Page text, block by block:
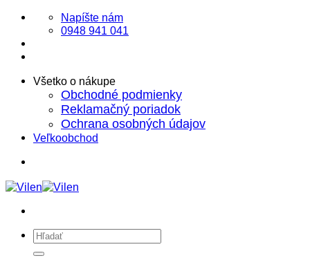
Skip
content
Napíšte nám
0948 941 041
Všetko o nákupe
Obchodné podmienky
Reklamačný poriadok
Ochrana osobných údajov
Veľkoobchod
Hľadať: